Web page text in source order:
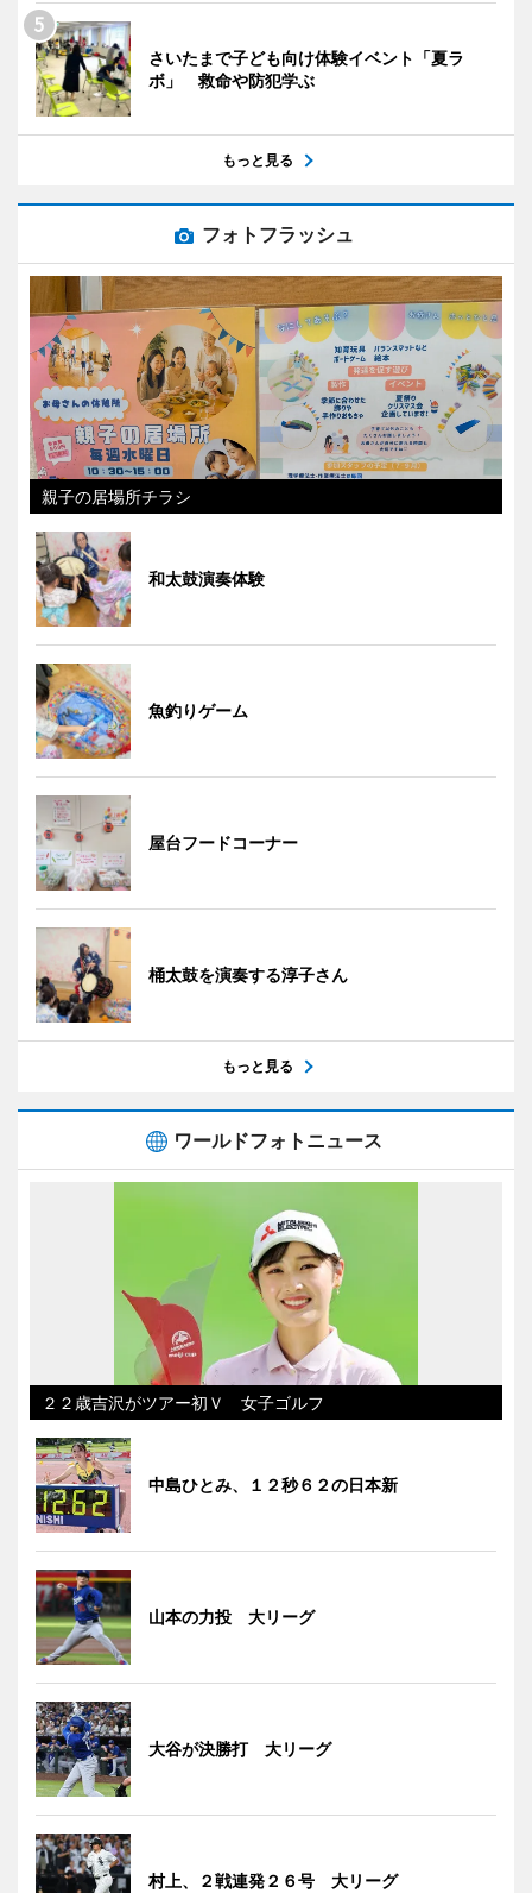
さいたまで子ども向け体験イベント「夏ラ
ボ」 救命や防犯学ぶ
もっと見る
フォトフラッシュ
親子の居場所チラシ
和太鼓演奏体験
魚釣りゲーム
屋台フードコーナー
桶太鼓を演奏する淳子さん
もっと見る
ワールドフォトニュース
２２歳吉沢がツアー初Ｖ 女子ゴルフ
中島ひとみ、１２秒６２の日本新
山本の力投 大リーグ
大谷が決勝打 大リーグ
村上、２戦連発２６号 大リーグ